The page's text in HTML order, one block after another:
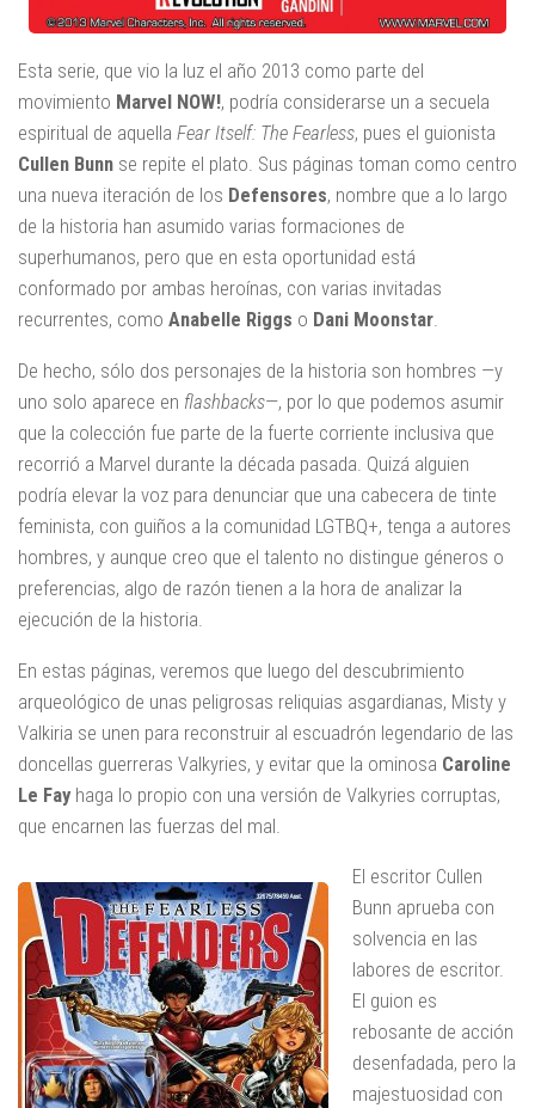
Esta serie, que vio la luz el año 2013 como parte del
movimiento Marvel NOW!, podría considerarse un a secuela
espiritual de aquella Fear Itself: The Fearless, pues el guionista
Cullen Bunn se repite el plato. Sus páginas toman como centro
una nueva iteración de los Defensores, nombre que a lo largo
de la historia han asumido varias formaciones de
superhumanos, pero que en esta oportunidad está
conformado por ambas heroínas, con varias invitadas
recurrentes, como Anabelle Riggs o Dani Moonstar.
De hecho, sólo dos personajes de la historia son hombres —y
uno solo aparece en flashbacks—, por lo que podemos asumir
que la colección fue parte de la fuerte corriente inclusiva que
recorrió a Marvel durante la década pasada. Quizá alguien
podría elevar la voz para denunciar que una cabecera de tinte
feminista, con guiños a la comunidad LGTBQ+, tenga a autores
hombres, y aunque creo que el talento no distingue géneros o
preferencias, algo de razón tienen a la hora de analizar la
ejecución de la historia.
En estas páginas, veremos que luego del descubrimiento
arqueológico de unas peligrosas reliquias asgardianas, Misty y
Valkiria se unen para reconstruir al escuadrón legendario de las
doncellas guerreras Valkyries, y evitar que la ominosa Caroline
Le Fay haga lo propio con una versión de Valkyries corruptas,
que encarnen las fuerzas del mal.
El escritor Cullen
Bunn aprueba con
solvencia en las
labores de escritor.
El guion es
rebosante de acción
desenfadada, pero la
majestuosidad con